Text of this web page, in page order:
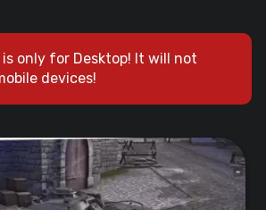
is only for Desktop! It will not
devices!